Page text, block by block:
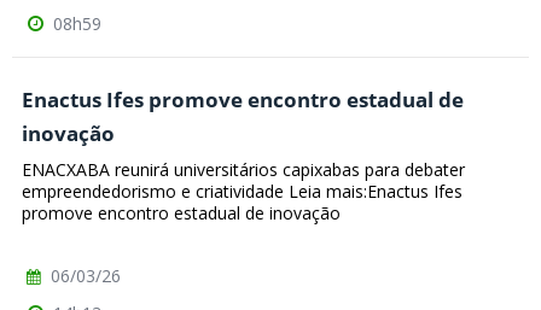
08h59
Enactus Ifes promove encontro estadual de
inovação
ENACXABA reunirá universitários capixabas para debater
empreendedorismo e criatividade Leia mais:Enactus Ifes
promove encontro estadual de inovação
06/03/26